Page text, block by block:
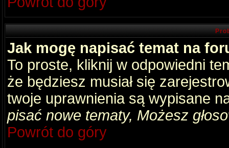
Jak mogę napisać temat na
To proste, kliknij w odpowiedni
że będziesz musiał się
twoje uprawnienia są wypisane
pisać nowe tematy, Możesz
Powrót do góry